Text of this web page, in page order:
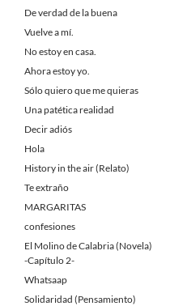
De verdad de la buena
Vuelve a mí.
No estoy en casa.
Ahora estoy yo.
Sólo quiero que me quieras
Una patética realidad
Decir adiós
Hola
History in the air (Relato)
Te extraño
MARGARITAS
confesiones
El Molino de Calabria (Novela)
-Capítulo 2-
Whatsaap
Solidaridad (Pensamiento)